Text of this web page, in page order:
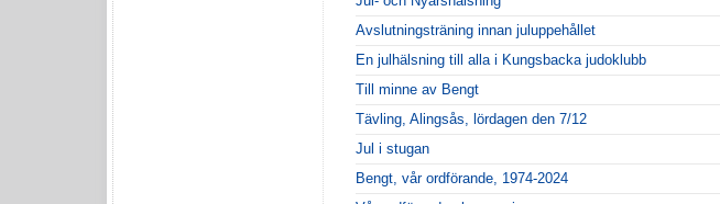
Avslutningsträning innan juluppehållet
En julhälsning till alla i Kungsbacka judoklubb
Till minne av Bengt
Tävling, Alingsås, lördagen den 7/12
Jul i stugan
Bengt, vår ordförande, 1974-2024